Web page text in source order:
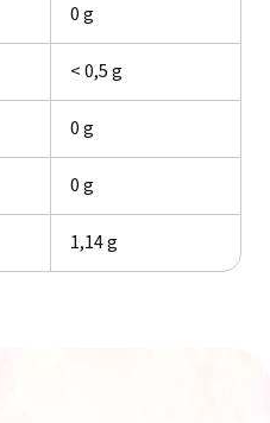
0 g
< 0,5 g
0 g
0 g
1,14 g